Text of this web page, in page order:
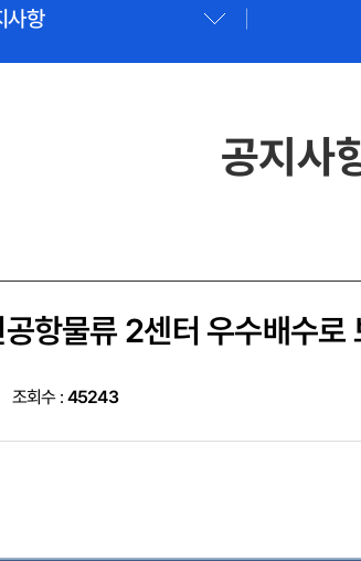
사항
공지사
항물류 2센터 우수배수로
조회수 : 45243